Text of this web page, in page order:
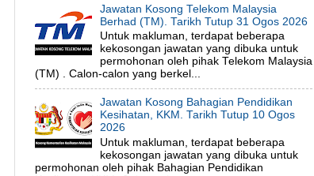
Jawatan Kosong Telekom Malaysia
Berhad (TM). Tarikh Tutup 31 Ogos 2026
Untuk makluman, terdapat beberapa
kekosongan jawatan yang dibuka untuk
permohonan oleh pihak Telekom Malaysia
(TM) . Calon-calon yang berkel...
Jawatan Kosong Bahagian Pendidikan
Kesihatan, KKM. Tarikh Tutup 10 Ogos
2026
Untuk makluman, terdapat beberapa
kekosongan jawatan yang dibuka untuk
permohonan oleh pihak Bahagian Pendidikan